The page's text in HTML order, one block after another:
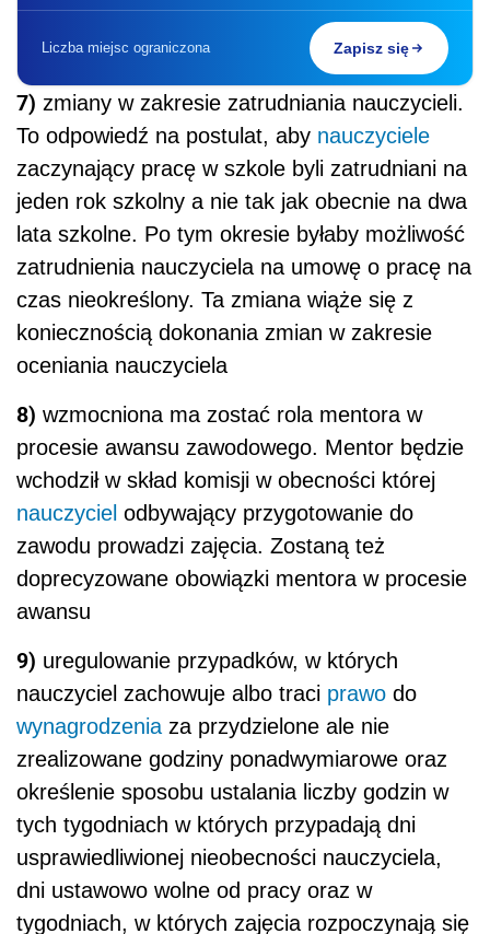
Liczba miejsc ograniczona Zapisz się
7) zmiany w zakresie zatrudniania nauczycieli.
To odpowiedź na postulat, aby nauczyciele
zaczynający pracę w szkole byli zatrudniani na
jeden rok szkolny a nie tak jak obecnie na dwa
lata szkolne. Po tym okresie byłaby możliwość
zatrudnienia nauczyciela na umowę o pracę na
czas nieokreślony. Ta zmiana wiąże się z
koniecznością dokonania zmian w zakresie
oceniania nauczyciela
8) wzmocniona ma zostać rola mentora w
procesie awansu zawodowego. Mentor będzie
wchodził w skład komisji w obecności której
nauczyciel odbywający przygotowanie do
zawodu prowadzi zajęcia. Zostaną też
doprecyzowane obowiązki mentora w procesie
awansu
9) uregulowanie przypadków, w których
nauczyciel zachowuje albo traci prawo do
wynagrodzenia za przydzielone ale nie
zrealizowane godziny ponadwymiarowe oraz
określenie sposobu ustalania liczby godzin w
tych tygodniach w których przypadają dni
usprawiedliwionej nieobecności nauczyciela,
dni ustawowo wolne od pracy oraz w
tygodniach, w których zajęcia rozpoczynają się